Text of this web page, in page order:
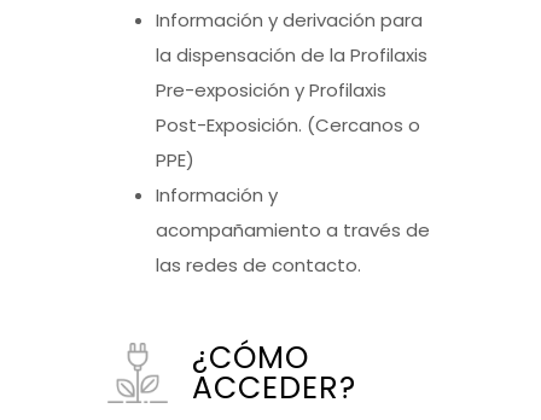
Información y derivación para
la dispensación de la Profilaxis
Pre-exposición y Profilaxis
Post-Exposición. (Cercanos o
PPE)
Información y
acompañamiento a través de
las redes de contacto.
¿CÓMO
ACCEDER?